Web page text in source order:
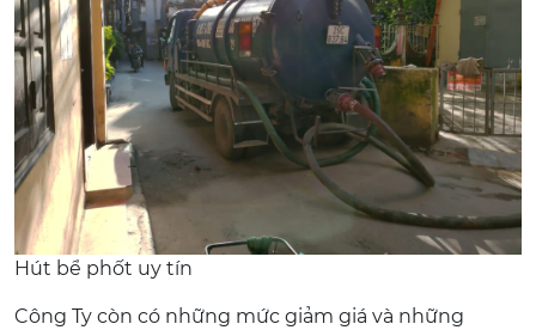
Hút bể phốt uy tín
Công Ty còn có những mức giảm giá và những